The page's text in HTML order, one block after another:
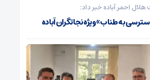
احمر آباده خبر داد:
به طناب» ویژه نجاتگران آباده